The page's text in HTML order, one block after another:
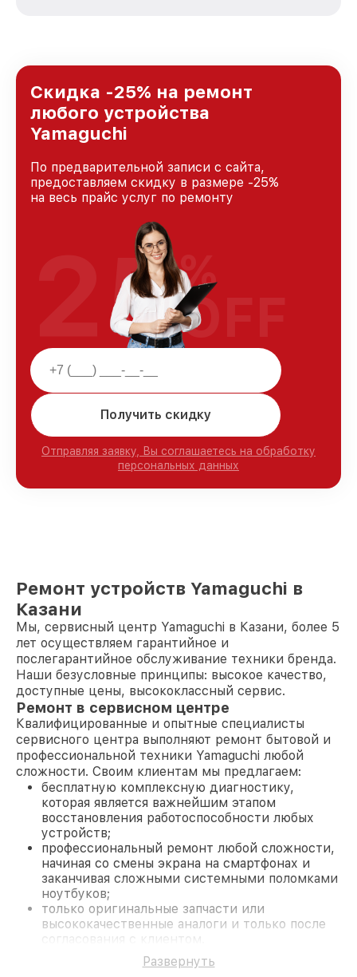
городе Казани, постоянно повышая уровень
доверия и лояльности наших клиентов.
Скидка -25% на ремонт
любого устройства
Yamaguchi
По предварительной записи с сайта,
предоставляем скидку в размере -25%
на весь прайс услуг по ремонту
Получить скидку
Отправляя заявку, Вы соглашаетесь на обработку
персональных данных
25%
OFF
Ремонт устройств Yamaguchi в
Казани
Мы, сервисный центр Yamaguchi в Казани, более 5
лет осуществляем гарантийное и
послегарантийное обслуживание техники бренда.
Наши безусловные принципы: высокое качество,
доступные цены, высококлассный сервис.
Ремонт в сервисном центре
Квалифицированные и опытные специалисты
сервисного центра выполняют ремонт бытовой и
профессиональной техники Yamaguchi любой
сложности. Своим клиентам мы предлагаем:
бесплатную комплексную диагностику,
которая является важнейшим этапом
восстановления работоспособности любых
устройств;
профессиональный ремонт любой сложности,
начиная со смены экрана на смартфонах и
заканчивая сложными системными поломками
ноутбуков;
только оригинальные запчасти или
высококачественные аналоги и только после
согласования с клиентом.
На все работы и замененные комплектующие
предоставляется длительная гарантия. В случае
Развернуть